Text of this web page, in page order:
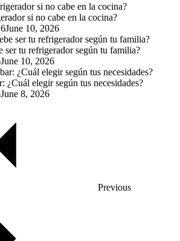
si no cabe en la cocina?
June 10, 2026
ser tu refrigerador según tu familia?
June 10, 2026
¿Cuál elegir según tus necesidades?
June 8, 2026
Previous